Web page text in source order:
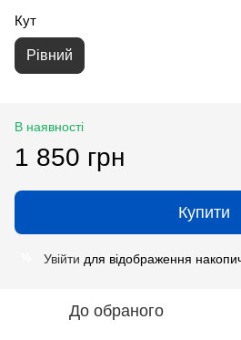
Кут
Рівний
В наявності
1 850 грн
Купити
Увійти для відображення
До обраного